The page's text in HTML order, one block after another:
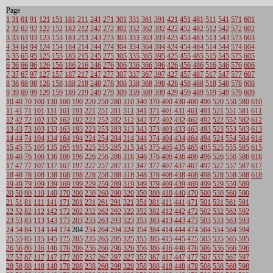
Page
1 31 61 91 121 151 181 211 241 271 301 331 361 391 421 451 481 511 541 571 601
2 32 62 92 122 152 182 212 242 272 302 332 362 392 422 452 482 512 542 572 602
3 33 63 93 123 153 183 213 243 273 303 333 363 393 423 453 483 513 543 573 603
4 34 64 94 124 154 184 214 244 274 304 334 364 394 424 454 484 514 544 574 604
5 35 65 95 125 155 185 215 245 275 305 335 365 395 425 455 485 515 545 575 605
6 36 66 96 126 156 186 216 246 276 306 336 366 396 426 456 486 516 546 576 606
7 37 67 97 127 157 187 217 247 277 307 337 367 397 427 457 487 517 547 577 607
8 38 68 98 128 158 188 218 248 278 308 338 368 398 428 458 488 518 548 578 608
9 39 69 99 129 159 189 219 249 279 309 339 369 399 429 459 489 519 549 579 609
10 40 70 100 130 160 190 220 250 280 310 340 370 400 430 460 490 520 550 580 610
11 41 71 101 131 161 191 221 251 281 311 341 371 401 431 461 491 521 551 581 611
12 42 72 102 132 162 192 222 252 282 312 342 372 402 432 462 492 522 552 582 612
13 43 73 103 133 163 193 223 253 283 313 343 373 403 433 463 493 523 553 583 613
14 44 74 104 134 164 194 224 254 284 314 344 374 404 434 464 494 524 554 584 614
15 45 75 105 135 165 195 225 255 285 315 345 375 405 435 465 495 525 555 585 615
16 46 76 106 136 166 196 226 256 286 316 346 376 406 436 466 496 526 556 586 616
17 47 77 107 137 167 197 227 257 287 317 347 377 407 437 467 497 527 557 587 617
18 48 78 108 138 168 198 228 258 288 318 348 378 408 438 468 498 528 558 588 618
19 49 79 109 139 169 199 229 259 289 319 349 379 409 439 469 499 529 559 589
20 50 80 110 140 170 200 230 260 290 320 350 380 410 440 470 500 530 560 590
21 51 81 111 141 171 201 231 261 291 321 351 381 411 441 471 501 531 561 591
22 52 82 112 142 172 202 232 262 292 322 352 382 412 442 472 502 532 562 592
23 53 83 113 143 173 203 233 263 293 323 353 383 413 443 473 503 533 563 593
24 54 84 114 144 174 204 234 264 294 324 354 384 414 444 474 504 534 564 594
25 55 85 115 145 175 205 235 265 295 325 355 385 415 445 475 505 535 565 595
26 56 86 116 146 176 206 236 266 296 326 356 386 416 446 476 506 536 566 596
27 57 87 117 147 177 207 237 267 297 327 357 387 417 447 477 507 537 567 597
28 58 88 118 148 178 208 238 268 298 328 358 388 418 448 478 508 538 568 598